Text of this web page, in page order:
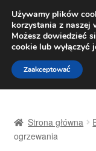
Pn.-pt.
Przejdź
do
nawigacji
Przejdź
do
treści
Dostawa
Strona główna
ogrzewania
Używamy plików
korzystania z naszej
Możesz dowiedzieć
cookie lub wyłączyć
Zaakceptować